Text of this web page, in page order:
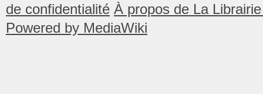
de confidentialité À propos de La
Powered by MediaWiki